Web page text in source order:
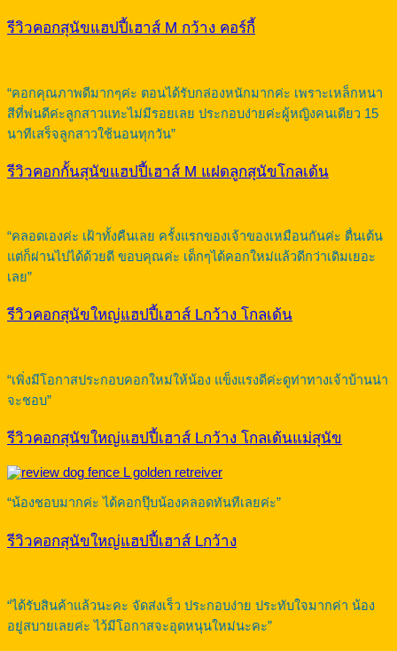
รีวิวคอกสุนัขแฮปปี้เฮาส์ M กว้าง คอร์กี้
“คอกคุณภาพดีมากๆค่ะ ตอนได้รับกล่องหนักมากค่ะ เพราะเหล็กหนา
สีที่พ่นดีค่ะลูกสาวแทะไม่มีรอยเลย ประกอบง่ายค่ะผู้หญิงคนเดียว 15
นาทีเสร็จลูกสาวใช้นอนทุกวัน”
รีวิวคอกกั้นสุนัขแฮปปี้เฮาส์ M แฝดลูกสุนัขโกลเด้น
“คลอดเองค่ะ เฝ้าทั้งคืนเลย ครั้งแรกของเจ้าของเหมือนกันค่ะ ตื่นเต้น
แต่ก็ผ่านไปได้ด้วยดี ขอบคุณค่ะ เด็กๆได้คอกใหม่แล้วดีกว่าเดิมเยอะ
เลย”
รีวิวคอกสุนัขใหญ่แฮปปี้เฮาส์ Lกว้าง โกลเด้น
“เพิ่งมีโอกาสประกอบคอกใหม่ให้น้อง แข็งแรงดีค่ะดูท่าทางเจ้าบ้านน่า
จะชอบ”
รีวิวคอกสุนัขใหญ่แฮปปี้เฮาส์ Lกว้าง โกลเด้นแม่สุนัข
“น้องชอบมากค่ะ ได้คอกปุ๊บน้องคลอดทันทีเลยค่ะ”
รีวิวคอกสุนัขใหญ่แฮปปี้เฮาส์ Lกว้าง
“ได้รับสินค้าแล้วนะคะ จัดส่งเร็ว ประกอบง่าย ประทับใจมากค่า น้อง
อยู่สบายเลยค่ะ ไว้มีโอกาสจะอุดหนุนใหม่นะคะ”